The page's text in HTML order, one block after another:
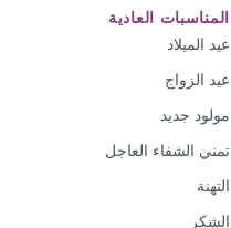
المناسبات العادية
عيد الميلاد
عيد الزواج
مولود جديد
تمني الشفاء العاجل
التهنة
الشكر